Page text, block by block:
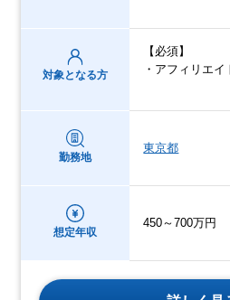
対象となる方
【必須】
・アフィリエ
勤務地
東京都
想定年収
450～700万円